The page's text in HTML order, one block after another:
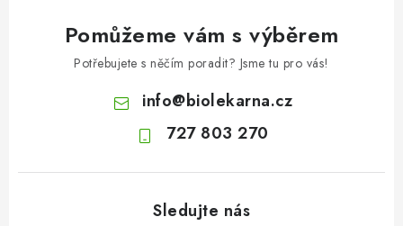
Pomůžeme vám s výběrem
Potřebujete s něčím poradit? Jsme tu pro vás!
info@biolekarna.cz
727 803 270